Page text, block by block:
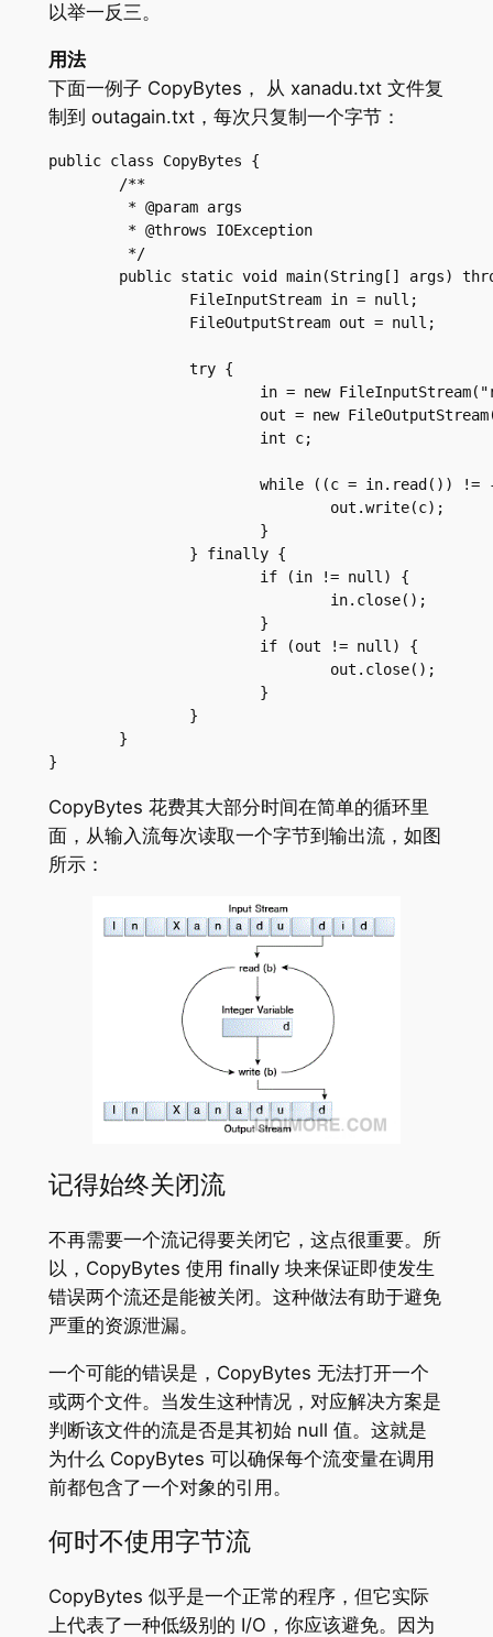
以举一反三。
用法
下面一例子 CopyBytes， 从 xanadu.txt 文件复
制到 outagain.txt，每次只复制一个字节：
public class CopyBytes {
}
CopyBytes 花费其大部分时间在简单的循环里
面，从输入流每次读取一个字节到输出流，如图
所示：
记得始终关闭流
不再需要一个流记得要关闭它，这点很重要。所
以，CopyBytes 使用 finally 块来保证即使发生
错误两个流还是能被关闭。这种做法有助于避免
严重的资源泄漏。
一个可能的错误是，CopyBytes 无法打开一个
或两个文件。当发生这种情况，对应解决方案是
判断该文件的流是否是其初始 null 值。这就是
为什么 CopyBytes 可以确保每个流变量在调用
前都包含了一个对象的引用。
何时不使用字节流
CopyBytes 似乎是一个正常的程序，但它实际
上代表了一种低级别的 I/O，你应该避免。因为